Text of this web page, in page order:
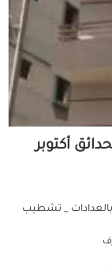
بحدائق أكتوبر
بالعدادات _ تشطيب